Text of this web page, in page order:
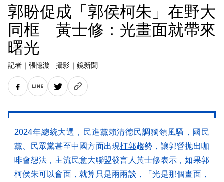
郭盼促成「郭侯柯朱」在野大
同框 黃士修：光畫面就帶來
曙光
記者 ｜ 張憶漩 攝影 ｜ 鏡新聞
2024年總統大選，民進黨賴清德民調獨領風騷，國民
黨、民眾黨甚至中國方面出現打郭趨勢，讓郭營拋出咖
啡會想法，主流民意大聯盟發言人黃士修表示，如果郭
柯侯朱可以會面，就算只是兩兩談，「光是那個畫面，